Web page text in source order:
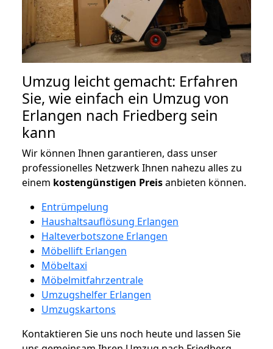
Umzug leicht gemacht: Erfahren
Sie, wie einfach ein Umzug von
Erlangen nach Friedberg sein
kann
Wir können Ihnen garantieren, dass unser
professionelles Netzwerk Ihnen nahezu alles zu
einem kostengünstigen Preisanbieten können.
Entrümpelung
Haushaltsauflösung Erlangen
Halteverbotszone Erlangen
Möbellift Erlangen
Möbeltaxi
Möbelmitfahrzentrale
Umzugshelfer Erlangen
Umzugskartons
Kontaktieren Sie uns noch heute und lassen Sie